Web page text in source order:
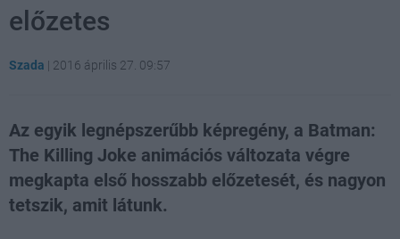
előzetes
Szada | 2016 április 27. 09:57
Az egyik legnépszerűbb képregény, a Batman:
The Killing Joke animációs változata végre
megkapta első hosszabb előzetesét, és nagyon
tetszik, amit látunk.